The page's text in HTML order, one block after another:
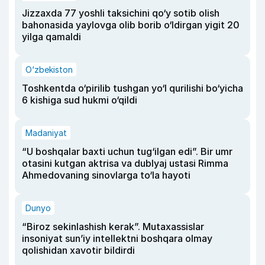
Jizzaxda 77 yoshli taksichini qo‘y sotib olish
bahonasida yaylovga olib borib o‘ldirgan yigit 20
yilga qamaldi
O‘zbekiston
Toshkentda o‘pirilib tushgan yo‘l qurilishi bo‘yicha
6 kishiga sud hukmi o‘qildi
Madaniyat
“U boshqalar baxti uchun tug‘ilgan edi”. Bir umr
otasini kutgan aktrisa va dublyaj ustasi Rimma
Ahmedovaning sinovlarga to‘la hayoti
Dunyo
“Biroz sekinlashish kerak”. Mutaxassislar
insoniyat sun’iy intellektni boshqara olmay
qolishidan xavotir bildirdi